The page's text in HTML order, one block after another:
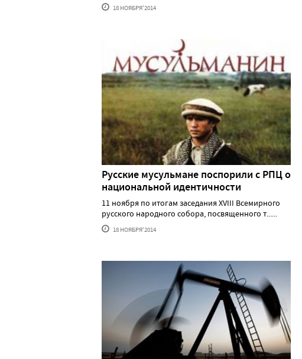
18 НОЯБРЯ'2014
Русские мусульмане поспорили с РПЦ о
национальной идентичности
11 ноября по итогам заседания XVIII Всемирного
русского народного собора, посвященного т......
18 НОЯБРЯ'2014